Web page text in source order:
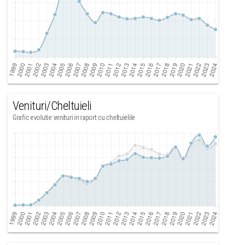
Venituri/Cheltuieli
Grafic evolutie venituri in raport cu cheltuielile